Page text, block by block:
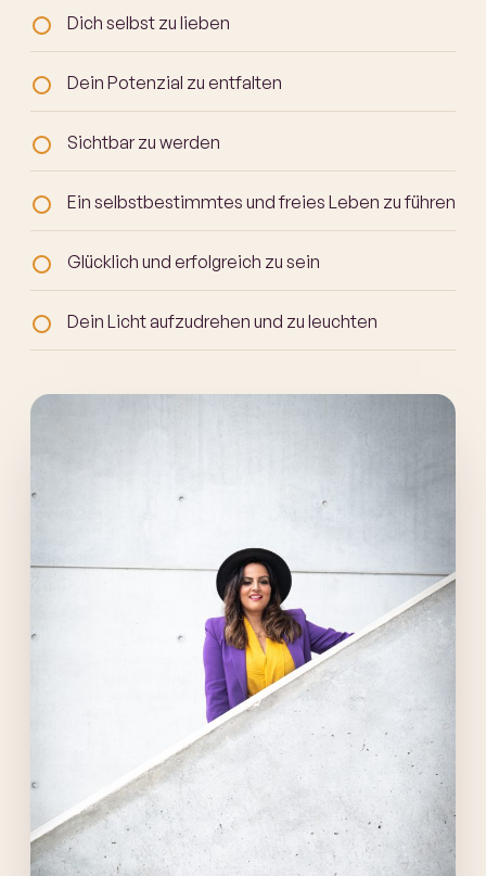
Dich selbst zu lieben
Dein Potenzial zu entfalten
Sichtbar zu werden
Ein selbstbestimmtes und freies Leben zu führen
Glücklich und erfolgreich zu sein
Dein Licht aufzudrehen und zu leuchten